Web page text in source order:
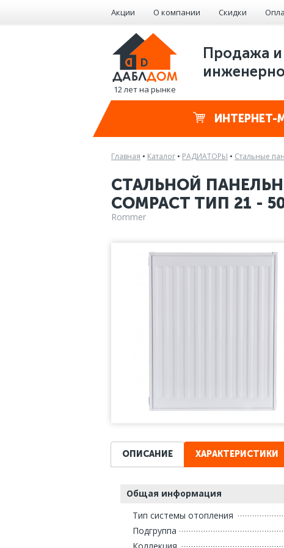
Акции О компании Скидки
12 лет на рынке
Продажа
ИНТЕРНЕТ-
Главная • Каталог • РАДИАТОРЫ • Стальные
СТАЛЬНОЙ
COMPACT ТИП 21 -
Rommer
ОПИСАНИЕ ХАРАКТЕРИСТИКИ
Общая информация
Тип системы отопления
Подгруппа